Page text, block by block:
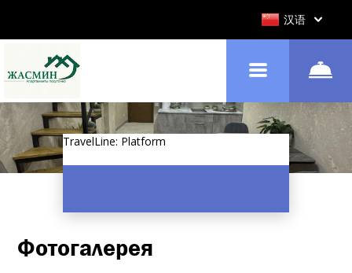
汉语
TravelLine: Platform
Фотогалерея